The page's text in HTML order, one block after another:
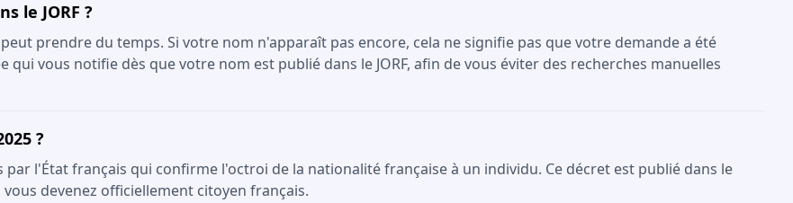
le JORF ?
prendre du temps. Si votre nom n'apparaît pas encore, cela ne signifie pas que votre demande a été
vous notifie dès que votre nom est publié dans le JORF, afin de vous éviter des recherches manuelles
?
l'État français qui confirme l'octroi de la nationalité française à un individu. Ce décret est publié dans le
devenez officiellement citoyen français.